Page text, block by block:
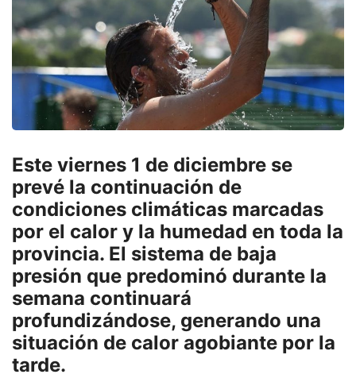
Este viernes 1 de diciembre se
prevé la continuación de
condiciones climáticas marcadas
por el calor y la humedad en toda la
provincia. El sistema de baja
presión que predominó durante la
semana continuará
profundizándose, generando una
situación de calor agobiante por la
tarde.